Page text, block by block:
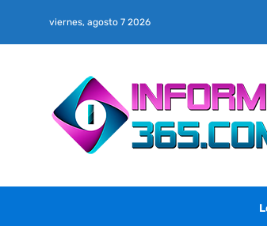
viernes, agosto 7 2026